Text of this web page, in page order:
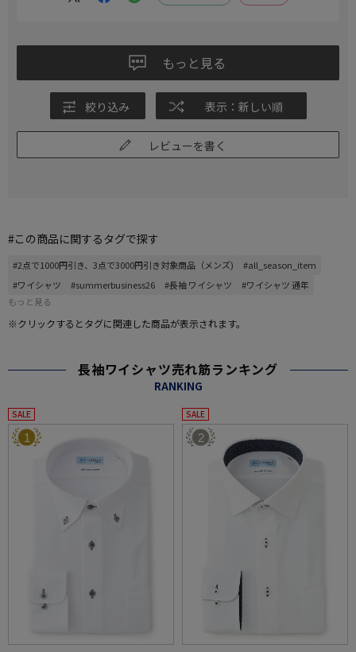
もっと見る
絞り込み 表示：新しい順
レビューを書く
#この商品に関するタグで探す
#2点で1000円引き、3点で3000円引き対象商品（メンズ)
#all_season_item
#ワイシャツ
#summerbusiness26 #長袖 ワイシャツ
#ワイシャツ 通年
もっと見る
※クリックするとタグに関連した商品が表示されます。
長袖ワイシャツ売れ筋ランキング
RANKING
SALE
1
SALE
2